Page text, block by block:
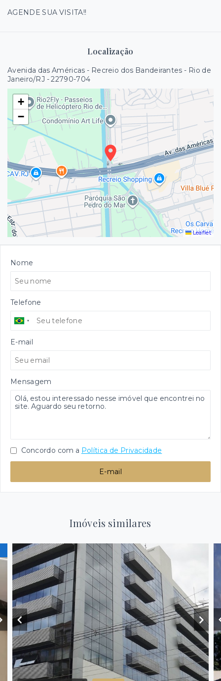
AGENDE SUA VISITA!!
Localização
Avenida das Américas - Recreio dos Bandeirantes - Rio de
Janeiro/RJ - 22790-704
+
−
Leaflet
Nome
Telefone
E-mail
Mensagem
Concordo com a Política de Privacidade
E-mail
Imóveis similares